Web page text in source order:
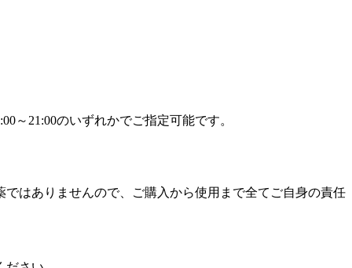
～21:00のいずれかでご指定可能です。
はありませんので、ご購入から使用まで全てご自身の責任